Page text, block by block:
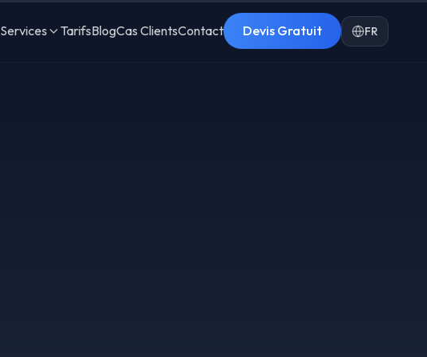
Services TarifsBlogCas ClientsContact Devis Gratuit FR